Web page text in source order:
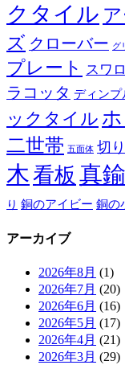
クタイル
ズ クローバー グ
プレート スワ
ラコッタ ディン
ックタイル
二世帯 五面体 切
木看板 真鍮
り 銅のアイビー 銅の
アーカイブ
2026年8月 (1)
2026年7月 (20)
2026年6月 (16)
2026年5月 (17)
2026年4月 (21)
2026年3月 (29)